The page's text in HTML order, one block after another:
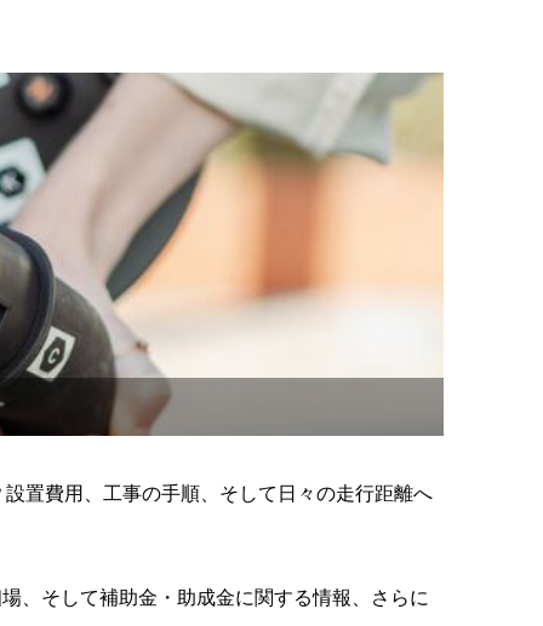
置費用、工事の手順、そして日々の走行距離へ
、そして補助金・助成金に関する情報、さらに